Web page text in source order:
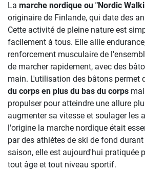
La marche nordique ou "Nordic
originaire de Finlande, qui date des
Cette activité de pleine nature est
facilement à tous. Elle allie
renforcement musculaire de
de marcher rapidement, avec des
main. L'utilisation des bâtons permet
du corps en plus du bas du corps
propulser pour atteindre une allure
augmenter sa vitesse et soulager les
l'origine la marche nordique était
par des athlètes de ski de fond
saison, elle est aujourd'hui pratiquée
tout âge et tout niveau sportif.